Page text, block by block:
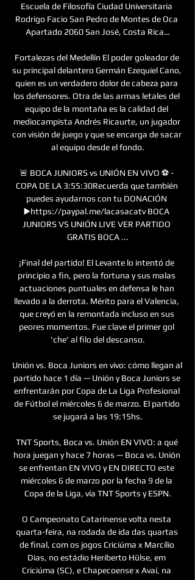
Escuela de Filosofía Ciudad Universitaria
Rodrigo Facio San Pedro de Montes de Oca
Apartado 2060 San José, Costa Rica…
Fortalezas del Medellín El poder goleador de
su principal delantero Germán Ezequiel Cano,
quien es un verdadero dolor de cabeza para
los defensores. Otra de las armas letales del
equipo de la montaña es la calidad del
mediocampista Andrés Ricaurte, un jugador
con visión de juego y que se encarga de sacar
al equipo desde el fondo.
🚨 BOCA JUNIORS vs UNIÓN EN VIVO ⚽️ -
COPA DE LA 3:55:30Recuerda que también
puedes ayudarnos con tu DONACIÓN
▶️https://paypal.me/lacasacatv BOCA
JUNIORS VS UNIÓN LIVE VER PARTIDO
GRATIS BOCA ...
¡Final del partido! El Levante lo intentó de
principio a fin, pero la fortuna y sus malas
actuaciones puntuales en defensa le han
llevado a la derrota. Mérito para el Valencia,
que creyó en la remontada incluso en sus
peores momentos. Fue clave el primer gol
'che' al filo del descanso.
Unión vs. Boca Juniors en vivo: cómo llegan al
partido hace 1 día — Unión y Boca Juniors se
enfrentarán por Copa de La Liga Profesional
de Fútbol el miércoles 6 de marzo. El partido
se jugará a las 19:15hs.
TNT Sports, Boca vs. Unión EN VIVO: a qué
hora juegan y hace 7 horas — Boca vs. Unión
se enfrentan EN VIVO y EN DIRECTO este
miércoles 6 de marzo por la fecha 9 de la
Copa de la Liga, vía TNT Sports y ESPN.
O Campeonato Catarinense volta nesta
quarta-feira, na rodada de ida das quartas
de final, com os jogos Criciúma x Marcílio
Dias, no estádio Heriberto Hülse, em
Criciúma (SC), e Chapecoense x Avaí, na